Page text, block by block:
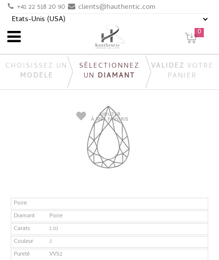
+41 22 518 20 90 clients@hauthentic.com
0
CHOISISSEZ UN
MODÈLE
SÉLECTIONNEZ
UN DIAMANT
VALIDEZ VOTRE
PANIER
AJOUTER
À MES FAVORIS
Poire
Diamant
Poire
Carats
1.01
Couleur
J
Pureté
VVS2